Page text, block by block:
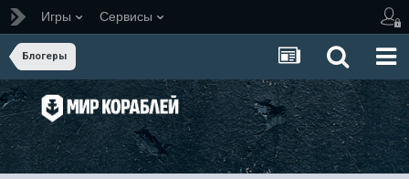
Игры Сервисы
Блогеры